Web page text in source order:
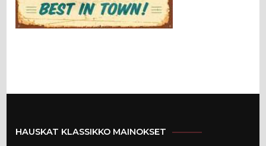
HAUSKAT KLASSIKKO MAINOKSET